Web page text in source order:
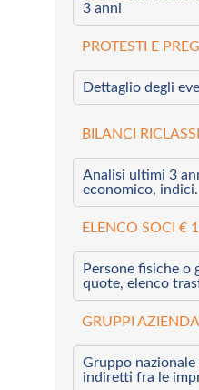
3 anni
PROTESTI E
Dettaglio degli
BILANCI
Analisi ultimi 3
economico, indici.
ELENCO SOCI €
Persone fisiche o
quote, elenco
GRUPPI
Gruppo
indiretti fra le